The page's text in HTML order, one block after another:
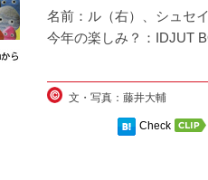
名前：ル（右）、シュセ
今年の楽しみ？：IDJUT
文・写真：藤井大輔
Check